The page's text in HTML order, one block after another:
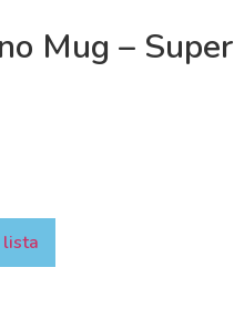
Mug – Super